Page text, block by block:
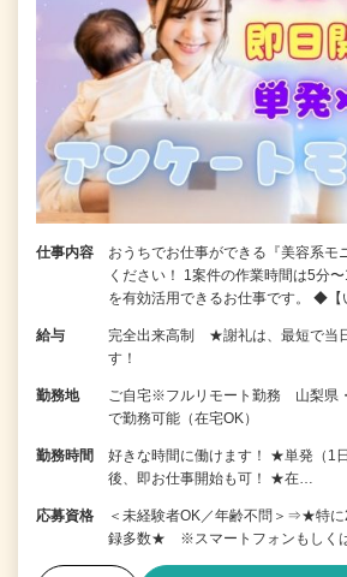
仕事内容
おうちでお仕事ができる『美容系モ
ください！ 1案件の作業時間は5分
を有効活用できるお仕事です。 ◆
給与
完全出来高制 ★謝礼は、最短で当
す！
勤務地
ご自宅※フルリモート勤務 山梨県
で勤務可能（在宅OK）
勤務時間
好きな時間に働けます！ ★単発（1
後、即お仕事開始も可！ ★在…
応募資格
＜未経験者OK／年齢不問＞⇒★特
録多数★ ※スマートフォンもしく